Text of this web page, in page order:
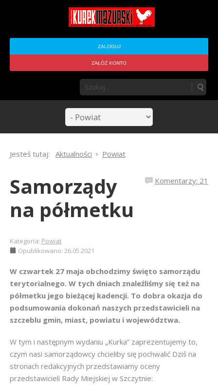
ZALOGUJ
ZAŁÓŻ KONTO
Jesteś tutaj: Aktualności Powiat
Komentarzy: 21
Samorządy
na półmetku
Kategoria: Powiat
Opublikowano: 26.05.2021
W czwartek 27 maja obchodzimy święto samorządu
terytorialnego. W tych dniach znaleźliśmy się też na
półmetku jego bieżącej kadencji. To dobra okazja do
podsumowania dokonań naszych przedstawicieli na
szczeblu gmin, miast, powiatu i województwa.
W tym i następnym wydaniu „Kurka” zaprezentujemy to,
czym nasi samorządowcy chcieliby się pochwalić Dziś na
stronach redakcyjnych przedstawiamy oceny
przedstawicieli Rady Miejskiej w Szczytnie: